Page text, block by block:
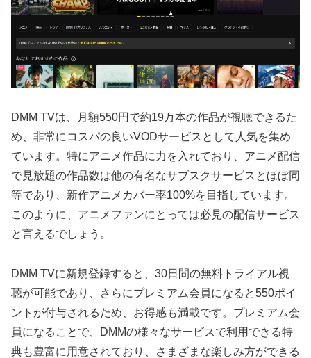
DMM TVは、月額550円で約19万本の作品が視聴できるた
め、非常にコスパの良いVODサービスとして人気を集め
ています。特にアニメ作品に力を入れており、アニメ配信
で見放題の作品数は他の有名なサブスクサービスとほぼ同
等であり、新作アニメカバー率100%を目指しています。
このように、アニメファンにとっては必見の配信サービス
と言えるでしょう。
DMM TVに新規登録すると、30日間の無料トライアル視
聴が可能であり、さらにプレミアム会員になると550ポイ
ントが付与されるため、お得感も満載です。プレミアム会
員になることで、DMMの様々なサービスで利用できる特
典も豊富に用意されており、さまざまな楽しみ方ができる